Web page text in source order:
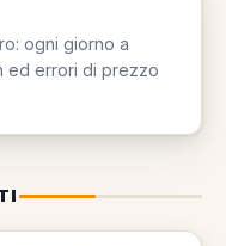
ogni giorno a
ed errori di prezzo